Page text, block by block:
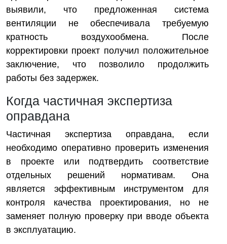
выявили, что предложенная система
вентиляции не обеспечивала требуемую
кратность воздухообмена. После
корректировки проект получил положительное
заключение, что позволило продолжить
работы без задержек.
Когда частичная экспертиза
оправдана
Частичная экспертиза оправдана, если
необходимо оперативно проверить изменения
в проекте или подтвердить соответствие
отдельных решений нормативам. Она
является эффективным инструментом для
контроля качества проектирования, но не
заменяет полную проверку при вводе объекта
в эксплуатацию.